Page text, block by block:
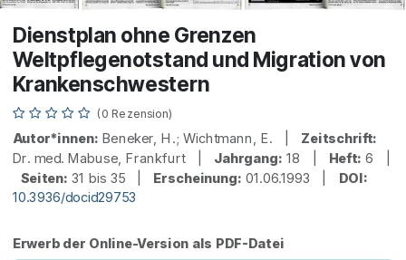
Dienstplan ohne Grenzen
Weltpflegenotstand und Migration von
Krankenschwestern
(0 Rezension)
Autor*innen: Beneker, H.; Wichtmann, E. | Zeitschrift:
Dr. med. Mabuse, Frankfurt | Jahrgang: 18 | Heft: 6 |
Seiten: 31 bis 35 | Erscheinung: 01.06.1993 | DOI:
10.3936/docid29753
Erwerb der Online-Version als PDF-Datei